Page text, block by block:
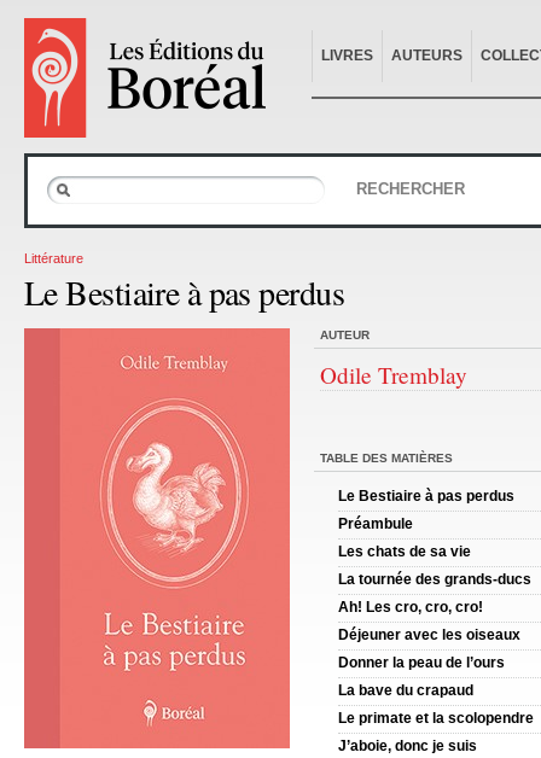
LIVRES AUTEURS
RECHERCHER
Littérature
Le Bestiaire à pas perdus
AUTEUR
Odile Tremblay
TABLE DES MATIÈRES
Le Bestiaire à pas perdus
Préambule
Les chats de sa vie
La tournée des grands-ducs
Ah! Les cro, cro, cro!
Déjeuner avec les oiseaux
Donner la peau de l’ours
La bave du crapaud
Le primate et la scolopendre
J’aboie, donc je suis